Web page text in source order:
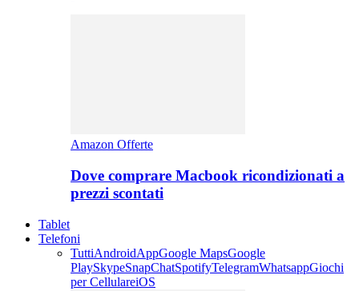
Amazon Offerte
Dove comprare Macbook ricondizionati a
prezzi scontati
Tablet
Telefoni
TuttiAndroidAppGoogle MapsGoogle
PlaySkypeSnapChatSpotifyTelegramWhatsappGiochi
per CellulareiOS